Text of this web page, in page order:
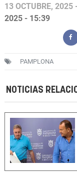
13 OCTUBRE, 2025
2025 - 15:39
PAMPLONA
NOTICIAS